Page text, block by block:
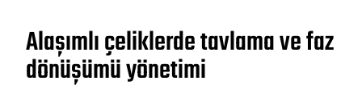
Alaşımlı çeliklerde tavlama ve faz
dönüşümü yönetimi